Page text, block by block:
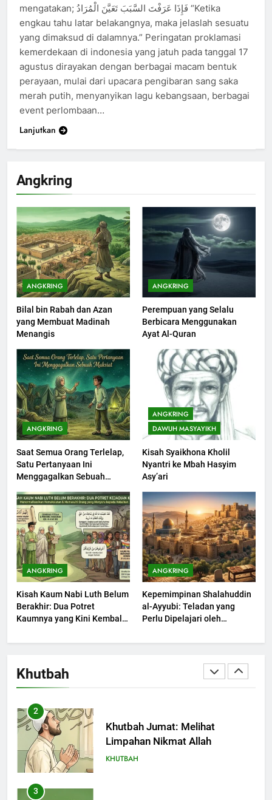
Angkring
ANGKRING
Bilal bin Rabah dan Azan
yang Membuat Madinah
Menangis
ANGKRING
Perempuan yang Selalu
Berbicara Menggunakan
Ayat Al-Quran
ANGKRING
Saat Semua Orang Terlelap,
Satu Pertanyaan Ini
Menggagalkan Sebuah
ANGKRING
DAWUH MASYAYIKH
Kisah Syaikhona Kholil
Nyantri ke Mbah Hasyim
Asy’ari
ANGKRING
Kisah Kaum Nabi Luth Belum
Berakhir: Dua Potret
Kaumnya yang Kini Kembali
ANGKRING
Kepemimpinan Shalahuddin
al-Ayyubi: Teladan yang
Perlu Dipelajari oleh
(2)
Khutbah
200
Khutbah Idul Fitri di Rumah
KHUTBAH
201
Khutbah jumat: Sejarah
Seebagai Pembangkit Jiwa
KHUTBAH
202
Bisa Diterima
KHUTBAH
203
Khutbah Jumat: Bulan
Muharram Bulan Bersejarah
KHUTBAH
Khutbah Jumat: Mengapa Orang
Dengki Tak Akan Pernah
2
Khutbah Jumat: Melihat
Limpahan Nikmat Allah
KHUTBAH
3
mengatakan; فَإِذَا عَرَفْتَ السَّبَبَ تَعَيَّنَ الْمُرَادُ “Ketika
engkau tahu latar belakangnya, maka jelaslah sesuatu
yang dimaksud di dalamnya.” Peringatan proklamasi
kemerdekaan di indonesia yang jatuh pada tanggal 17
agustus dirayakan dengan berbagai macam bentuk
perayaan, mulai dari upacara pengibaran sang saka
merah putih, menyanyikan lagu kebangsaan, berbagai
event perlombaan…
Lanjutkan